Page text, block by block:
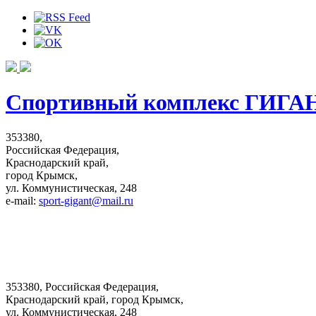
Спортивный комплекс
353380,
Российская Федерация,
Краснодарский край,
город Крымск,
ул. Коммунистическая, 248
e-mail: sport-gigant@mail.ru
353380, Российская Федерация,
Краснодарский край, город Крымск,
ул. Коммунистическая, 248